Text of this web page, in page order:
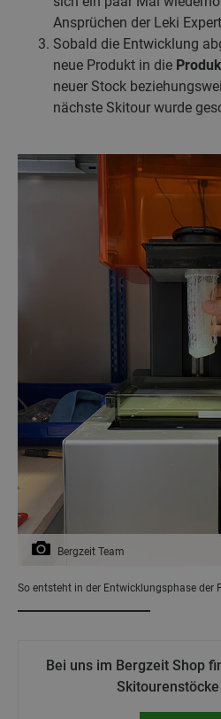
Bergzeit Team
So entsteht in der Entwicklungsphase der
Ansprüchen der Leki
Sobald die Entwicklung
neue Produkt in die
neuer Stock
nächste Skitour wurde
Bei uns im Bergzeit Shop